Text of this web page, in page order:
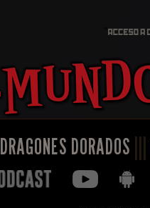
DRAGONES DORADOS